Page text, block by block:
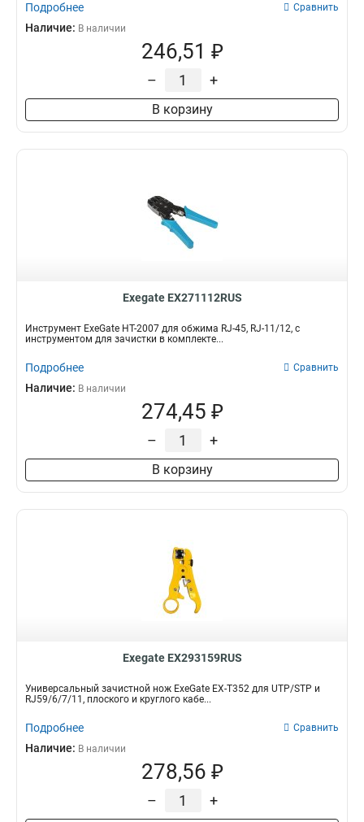
Подробнее Сравнить
Наличие: В наличии
246,51 ₽
– +
В корзину
Exegate EX271112RUS
Инструмент ExeGate HT-2007 для обжима RJ-45, RJ-11/12, с
инструментом для зачистки в комплекте...
Подробнее Сравнить
Наличие: В наличии
274,45 ₽
– +
В корзину
Exegate EX293159RUS
Универсальный зачистной нож ExeGate EX-T352 для UTP/STP и
RJ59/6/7/11, плоского и круглого кабе...
Подробнее Сравнить
Наличие: В наличии
278,56 ₽
– +